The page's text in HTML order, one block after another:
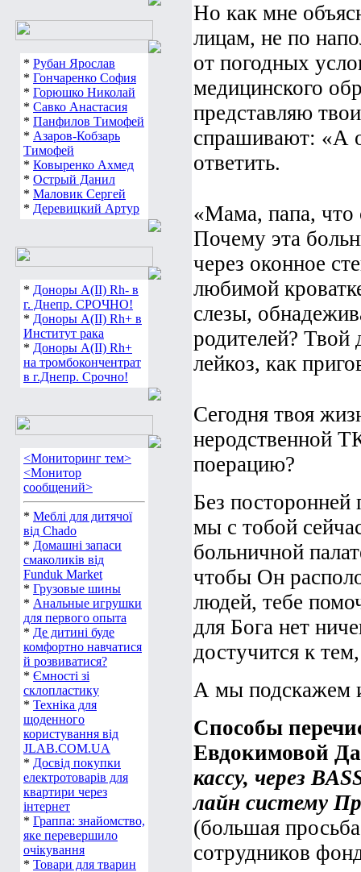
* Рубан Ярослав
* Гончаренко София
* Горюшко Николай
* Савко Анастасия
* Панфилов Тимофей
* Азаров-Кобзарь
Тимофей
* Ковыренко Ахмед
* Острый Данил
* Маловик Сергей
* Деревицкий Артур
* Доноры А(ІІ) Rh- в
г. Днепр. СРОЧНО!
* Доноры А(ІІ) Rh+ в
Институт рака
* Доноры А(ІІ) Rh+
на тромбокончентрат
в г.Днепр. Срочно!
<Мониторинг тем>
<Монитор
сообщений>
* Меблі для дитячої
від Chado
* Домашні запаси
смаколиків від
Funduk Market
* Грузовые шины
* Анальные игрушки
для первого опыта
* Де дитині буде
комфортно навчатися
й розвиватися?
* Ємності зі
склопластику
* Техніка для
щоденного
користування від
JLAB.COM.UA
* Досвід покупки
електротоварів для
квартири через
інтернет
* Граппа: знайомство,
яке перевершило
очікування
* Товари для тварин
Но как мне
лицам, не по
от погодных
медицинского
представляю
спрашивают: «А
ответить.
«Мама, папа, что
Почему эта
через оконное
любимой
слезы,
родителей? Твой
лейкоз, как
Сегодня твоя
неродственной
поерацию?
Без
мы с тобой
больничной
чтобы Он
людей, тебе
для Бога нет
достучится к
А мы подскажем
Способы
Евдокимовой
кассу, через
лайн систему
(большая
сотрудников